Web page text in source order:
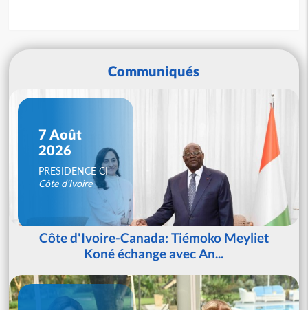
Communiqués
7 Août
2026
PRESIDENCE CI
Côte d'Ivoire
Côte d'Ivoire-Canada: Tiémoko Meyliet
Koné échange avec An...